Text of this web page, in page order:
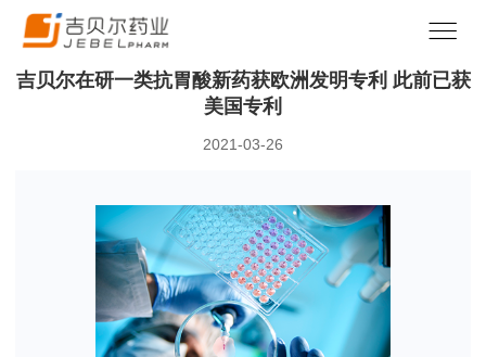
吉贝尔在研一类抗胃酸新药获欧洲发明专利 此前已获
美国专利
2021-03-26